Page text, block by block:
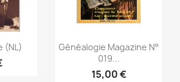
(NL) Snabbvy
Généalogie Magazine N°
019...
15,00 €